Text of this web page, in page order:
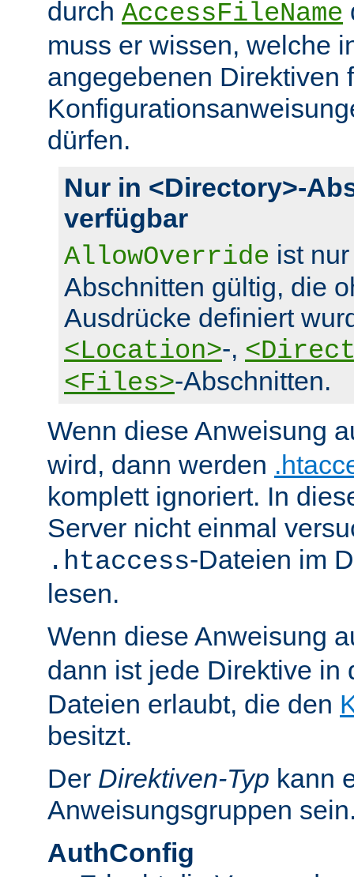
durch AccessFileName
muss er wissen, welche
angegebenen Direktiven
dürfen.
Nur in <Directory>-
verfügbar
AllowOverride ist
Abschnitten gültig, die
Ausdrücke definiert
<Location>-,
<Files>-Abschnitten.
Wenn diese Anweisung
wird, dann werden
komplett ignoriert. In
Server nicht einmal
.htaccess-Dateien im
lesen.
Wenn diese Anweisung
dann ist jede Direktive in
Dateien erlaubt, die den
besitzt.
Der Direktiven-Typ kann
Anweisungsgruppen
AuthConfig